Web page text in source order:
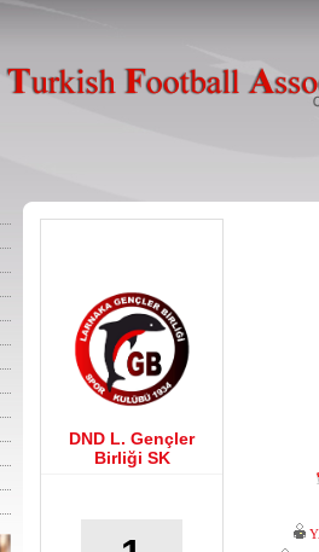
DND L. Gençler
Birliği SK